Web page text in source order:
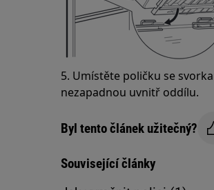
5. Umístěte poličku se
nezapadnou uvnitř oddílu.
Byl tento článek užitečný?
Související články